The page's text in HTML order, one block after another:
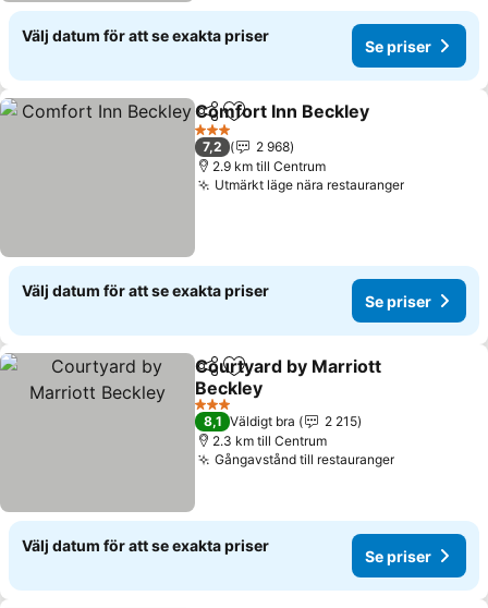
Välj datum för att se exakta priser
Se priser
Dela Lägg till i Mina Favoriter
Comfort Inn Beckley
3 Stjärnor
7,2
2 968
2.9 km till Centrum
Utmärkt läge nära restaurangerSe priser
Välj datum för att se exakta priser
Se priser
Dela Lägg till i Mina Favoriter
Courtyard by Marriott
Beckley
Se priser
3 Stjärnor
8,1 Väldigt bra
2 215
2.3 km till Centrum
Gångavstånd till restaurangerSe priser
Välj datum för att se exakta priser
Se priser